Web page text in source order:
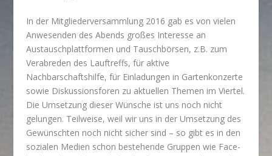
In der Mitgliederversammlung 2016 gab es von vielen
Anwesenden des Abends großes Interesse an
Austauschplattformen und Tauschbörsen, z.B. zum
Verabreden des Lauftreffs, für aktive
Nachbarschaftshilfe, für Einladungen in Gartenkonzerte
sowie Diskussionsforen zu aktuellen Themen im Viertel.
Die Umsetzung dieser Wünsche ist uns noch nicht
gelungen. Teilweise, weil wir uns in der Umsetzung des
Gewünschten noch nicht sicher sind – so gibt es in den
sozialen Medien schon bestehende Gruppen wie Face­